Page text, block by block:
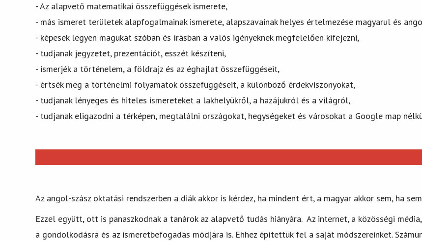
- Az alapvető matematikai összefüggések ismerete,
- más ismeret területek alapfogalmainak ismerete, alapszavainak helyes értelmezése magyarul és
- képesek legyen magukat szóban és írásban a valós igényeknek megfelelően kifejezni,
- tudjanak jegyzetet, prezentációt, esszét készíteni,
- ismerjék a történelem, a földrajz és az éghajlat összefüggéseit,
- értsék meg a történelmi folyamatok összefüggéseit, a különböző érdekviszonyokat,
- tudjanak lényeges és hiteles ismereteket a lakhelyükről, a hazájukról és a világról,
- tudjanak eligazodni a térképen, megtalálni országokat, hegységeket és városokat a Google map
Az angol-szász oktatási rendszerben a diák akkor is kérdez, ha mindent ért, a magyar akkor sem, ha
Ezzel együtt, ott is panaszkodnak a tanárok az alapvető tudás hiányára. Az internet, a közösségi
a gondolkodásra és az ismeretbefogadás módjára is. Ehhez építettük fel a saját módszereinket.